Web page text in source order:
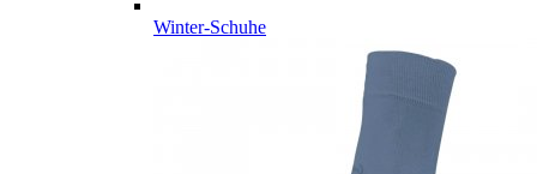
Winter-Schuhe